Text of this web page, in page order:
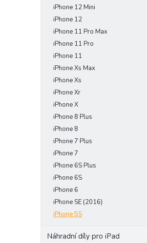
iPhone 12 Mini
iPhone 12
iPhone 11 Pro Max
iPhone 11 Pro
iPhone 11
iPhone Xs Max
iPhone Xs
iPhone Xr
iPhone X
iPhone 8 Plus
iPhone 8
iPhone 7 Plus
iPhone 7
iPhone 6S Plus
iPhone 6S
iPhone 6
iPhone SE (2016)
iPhone 5S
Náhradní díly pro iPad